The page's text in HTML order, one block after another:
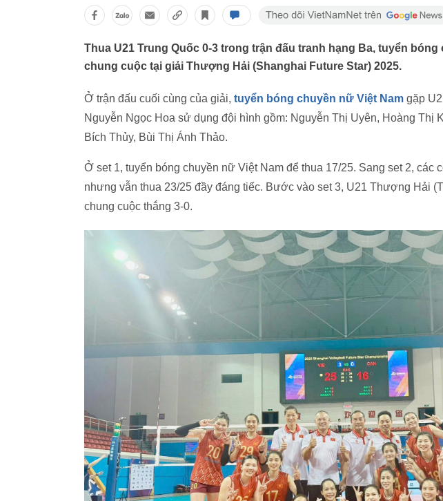
Thua U21 Trung Quốc 0-3 trong trận đấu tranh hạng Ba, tuyển
chung cuộc tại giải Thượng Hải (Shanghai Future Star) 2025.
Ở trận đấu cuối cùng của giải, tuyển bóng chuyền nữ Việt Nam gặp
Nguyễn Ngọc Hoa sử dụng đội hình gồm: Nguyễn Thị Uyên, Hoàng Thị
Bích Thủy, Bùi Thị Ánh Thảo.
Ở set 1, tuyển bóng chuyền nữ Việt Nam để thua 17/25. Sang set 2, các
nhưng vẫn thua 23/25 đầy đáng tiếc. Bước vào set 3, U21 Thượng Hải
chung cuộc thắng 3-0.